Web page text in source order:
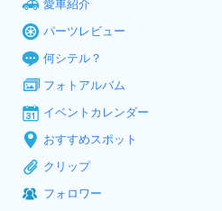
愛車紹介
パーツレビュー
何シテル？
フォトアルバム
イベントカレンダー
おすすめスポット
クリップ
フォロワー